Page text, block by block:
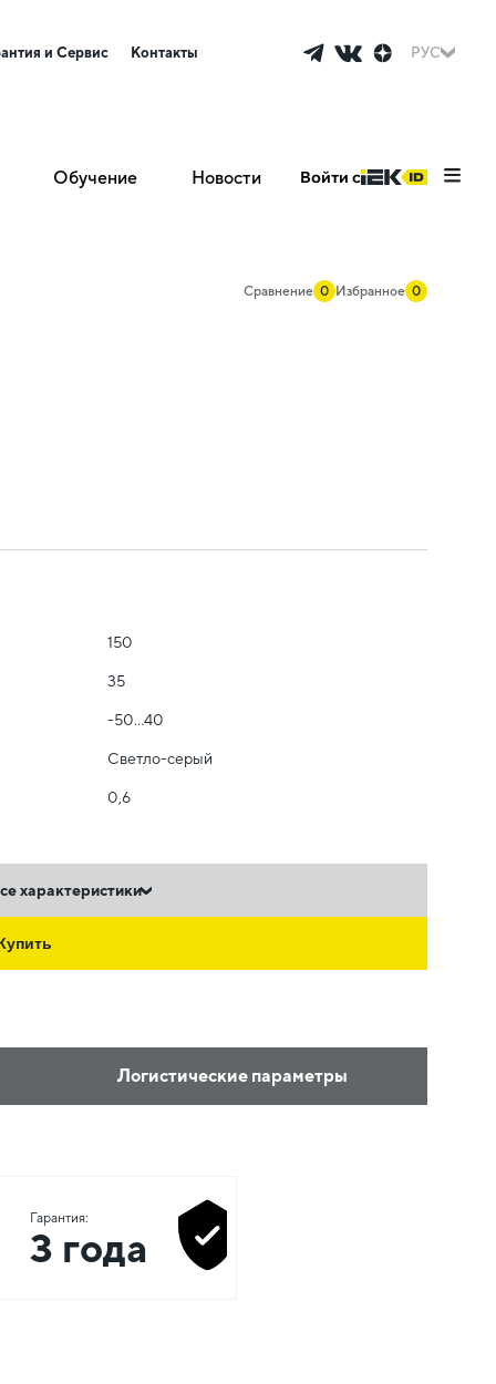
и Сервис Контакты РУС
Обучение Новости Войти с
Сравнение 0 Избранное 0
150
35
-50...40
Светло-серый
0,6
характеристики
Логистические параметры
Гарантия:
3 года